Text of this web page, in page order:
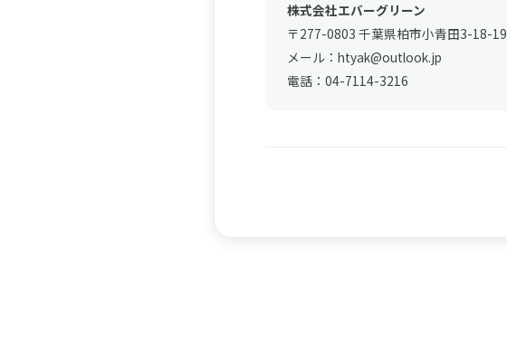
株式会社エバーグリーン
〒277-0803 千葉県柏市小青田3-18-19
メール：htyak@outlook.jp
電話：04-7114-3216